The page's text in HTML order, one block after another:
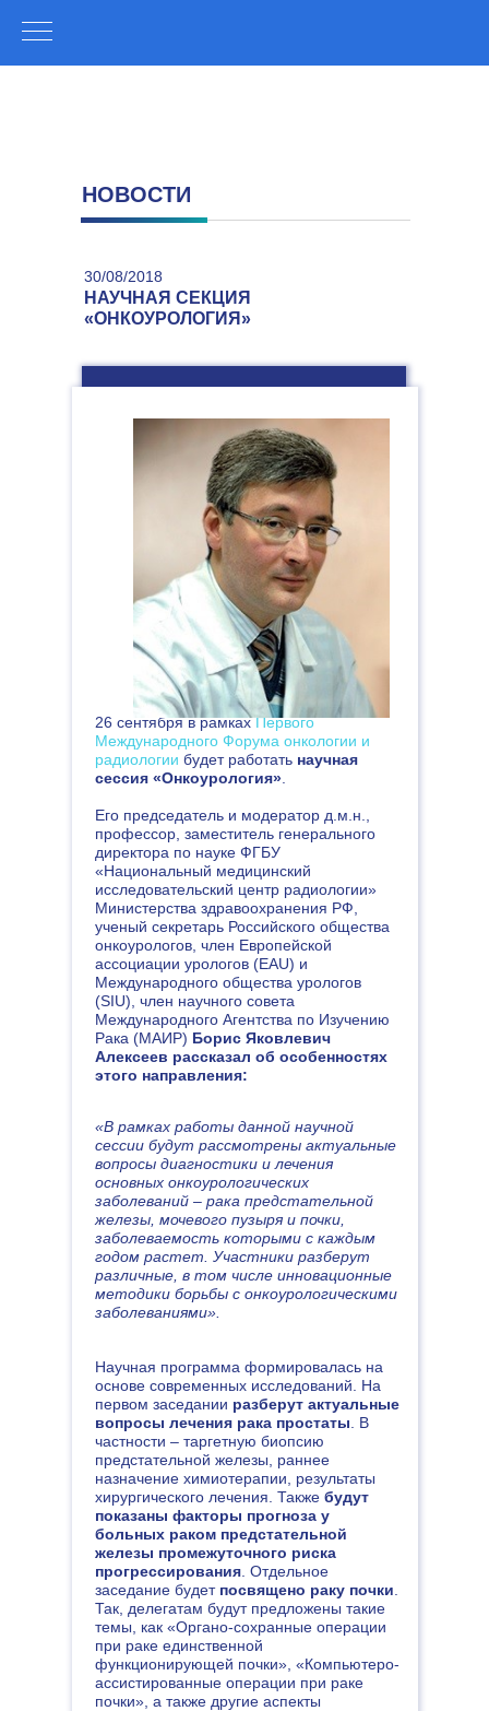
НОВОСТИ
НАУЧНАЯ СЕКЦИЯ
«ОНКОУРОЛОГИЯ»
30/08/2018
Уважаемые коллеги!
26 сентября 2018 года в Москве в
рамках Первого международного
Форума онкологии и радиологии
будет работатьКонгресс
«Торакоабдоминальная
онкохирургия».
Его модератор д.м.н., заведующий
торакальным хирургическим
отделением МНИОИ им. П.А.
Герцена – филиал ФГБУ «НМИЦ
радиологии» Минздрава России
рассказал об особенностях этого
направления:
ОЛЕГ ВАЛЕНТИНОВИЧ
ПИКИН
«Конгресс будет посвящен
злокачественным опухолям желудка,
26 сентября в рамкахПервого
Международного Форума онкологии и
радиологии будет работать научная
сессия «Онкоурология»
Его председатель и модератор д.м.н.,
профессор, заместитель генерального
директора по науке ФГБУ
«Национальный медицинский
исследовательский центр радиологии»
Министерства здравоохранения РФ,
ученый секретарь Российского общества
онкоурологов, член Европейской
ассоциации урологов (EAU) и
Международного общества урологов
(SIU), член научного совета
Международного Агентства по Изучению
Рака (МАИР) Борис Яковлевич
Алексеев рассказал об особенностях
этого направления:
«В рамках работы данной научной
сессии будут рассмотрены актуальные
вопросы диагностики и лечения
основных онкоурологических
заболеваний – рака предстательной
железы, мочевого пузыря и почки,
заболеваемость которыми с каждым
годом растет. Участники разберут
различные, в том числе инновационные
методики борьбы с онкоурологическими
заболеваниями».
Научная программа формировалась на
основе современных исследований. На
первом заседании разберут актуальные
вопросы лечения рака простаты . В
частности – таргетную биопсию
предстательной железы, раннее
назначение химиотерапии, результаты
хирургического лечения. Также будут
показаны факторы прогноза у
больных раком предстательной
железы промежуточного риска
прогрессирования . Отдельное
заседание будет посвящено раку почки
Так, делегатам будут предложены такие
темы, как «Органо-сохранные операции
при раке единственной
функционирующей почки», «Компьютеро-
ассистированные операции при раке
почки», а также другие аспекты